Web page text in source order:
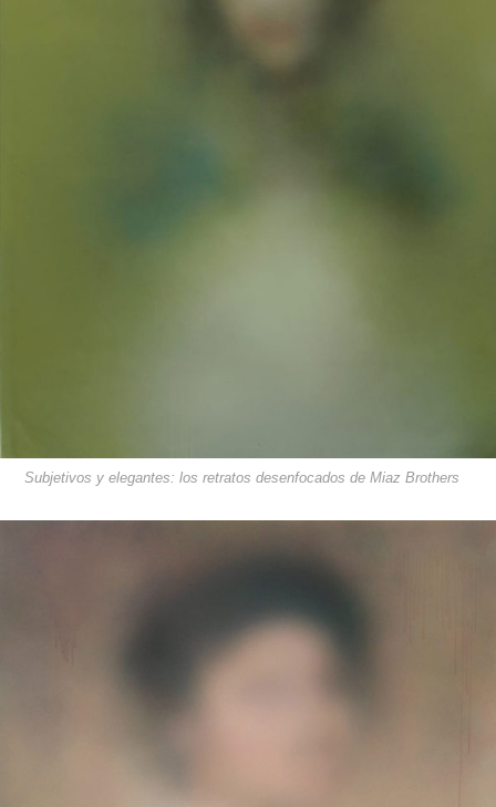
Subjetivos y elegantes: los retratos desenfocados de Miaz Brothers